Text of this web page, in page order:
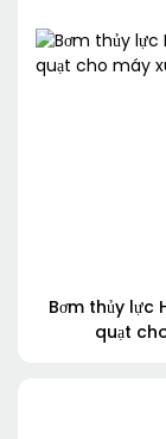
Bơm thủy lực
quạt